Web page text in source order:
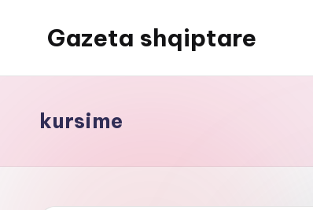
Gazeta shqiptare
kursime